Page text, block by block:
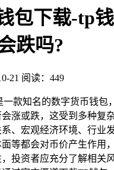
包下载-tp
跌吗?
21 阅读：449
一款知名的数字货币钱包
涨或跌，这受到多种复
、宏观经济环境、行业
面等都会对币价产生作用
投资者应充分了解相关